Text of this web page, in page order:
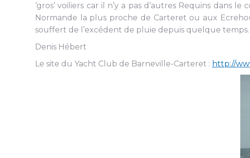
‘gros’ voiliers car il n’y a pas d’autres Requins dans
Normande la plus proche de Carteret ou aux
souffert de l’excédent de pluie depuis quelque temps.
Denis Hébert
Le site du Yacht Club de Barneville-Carteret : http://